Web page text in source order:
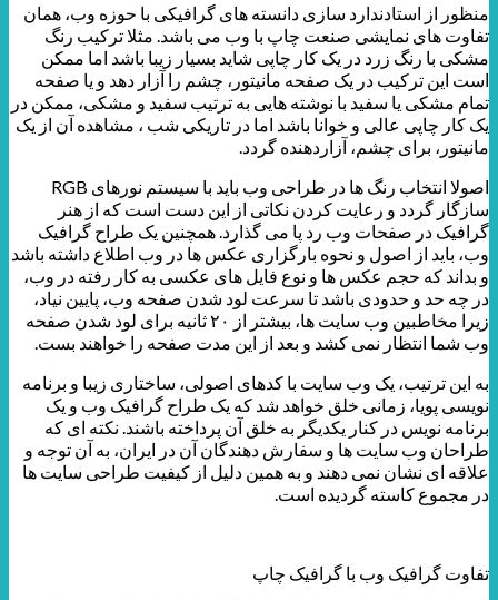
منظور از استادندارد سازی دانسته های گرافیکی با حوزه وب، همان
تفاوت های نمایشی صنعت چاپ با وب می باشد. مثلا ترکیب رنگ
مشکی با رنگ زرد در یک کار چاپی شاید بسیار زیبا باشد اما ممکن
است این ترکیب در یک صفحه مانیتور، چشم را آزار دهد و یا صفحه
تمام مشکی یا سفید با نوشته هایی به ترتیب سفید و مشکی، ممکن در
یک کار چاپی عالی و خوانا باشد اما در تاریکی شب ، مشاهده آن از یک
مانیتور، برای چشم، آزاردهنده گردد.
اصولا انتخاب رنگ ها در طراحی وب باید با سیستم نورهای RGB
سازگار گردد و رعایت کردن نکاتی از این دست است که از هنر
گرافیک در صفحات وب رد پا می گذارد. همچنین یک طراح گرافیک
وب، باید از اصول و نحوه بارگزاری عکس ها در وب اطلاع داشته باشد
و بداند که حجم عکس ها و نوع فایل های عکسی به کار رفته در وب،
در چه حد و حدودی باشد تا سرعت لود شدن صفحه وب، پایین نیاد،
زیرا مخاطبین وب سایت ها، بیشتر از ۲۰ ثانیه برای لود شدن صفحه
وب شما انتظار نمی کشد و بعد از این مدت صفحه را خواهند بست.
به این ترتیب، یک وب سایت با کدهای اصولی، ساختاری زیبا و برنامه
نویسی پویا، زمانی خلق خواهد شد که یک طراح گرافیک وب و یک
برنامه نویس در کنار یکدیگر به خلق آن پرداخته باشند. نکته ای که
طراحان وب سایت ها و سفارش دهندگان آن در ایران، به آن توجه و
علاقه ای نشان نمی دهند و به همین دلیل از کیفیت طراحی سایت ها
در مجموع کاسته گردیده است.
تفاوت گرافیک وب با گرافیک چاپ